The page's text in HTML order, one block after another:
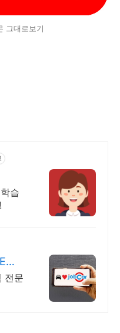
그대로보기
습
전문